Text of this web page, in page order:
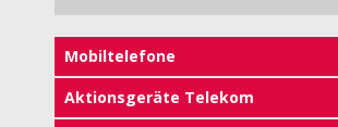
Mobiltelefone
Aktionsgeräte Telekom